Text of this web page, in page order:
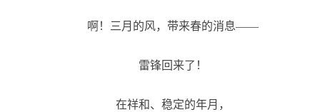
啊！三月的风，带来春的消息——
雷锋回来了！
在祥和、稳定的年月，